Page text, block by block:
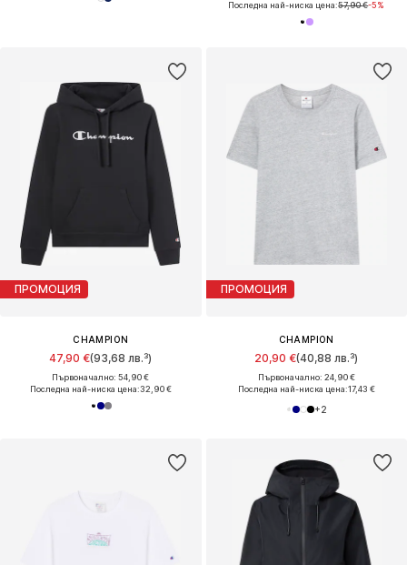
Последна най-ниска цена:57,90 €-5%
ПРОМОЦИЯ
CHAMPION
47,90 €(93,68 лв.³)
Първоначално: 54,90 €
Последна най-ниска цена:32,90 €
ПРОМОЦИЯ
CHAMPION
20,90 €(40,88 лв.³)
Първоначално: 24,90 €
Последна най-ниска цена:17,43 €
+2